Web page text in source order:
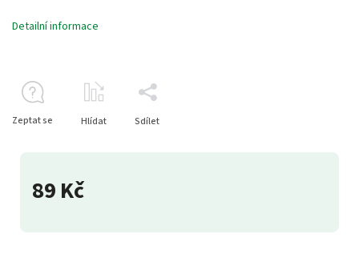
89 Kč
Detailní informace
Zeptat se Hlídat Sdílet